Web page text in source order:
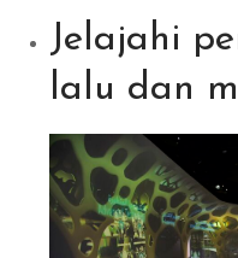
Jelajahi
lalu dan